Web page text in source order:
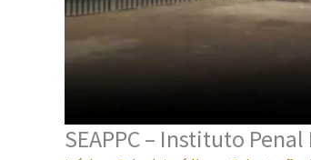
SEAPPC – Instituto